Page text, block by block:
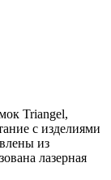
Triangel,
с изделиями
из
лазерная